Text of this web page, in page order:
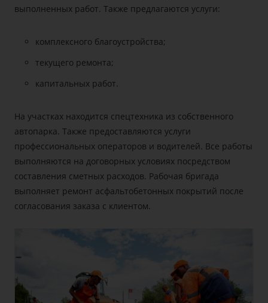
выполненных работ. Также предлагаются услуги:
комплексного благоустройства;
текущего ремонта;
капитальных работ.
На участках находится спецтехника из собственного
автопарка. Также предоставляются услуги
профессиональных операторов и водителей. Все работы
выполняются на договорных условиях посредством
составления сметных расходов. Рабочая бригада
выполняет ремонт асфальтобетонных покрытий после
согласования заказа с клиентом.